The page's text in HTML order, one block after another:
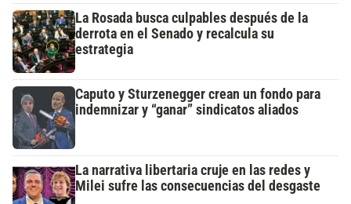
La Rosada busca culpables después de la
derrota en el Senado y recalcula su
estrategia
Caputo y Sturzenegger crean un fondo para
indemnizar y “ganar” sindicatos aliados
La narrativa libertaria cruje en las redes y
Milei sufre las consecuencias del desgaste